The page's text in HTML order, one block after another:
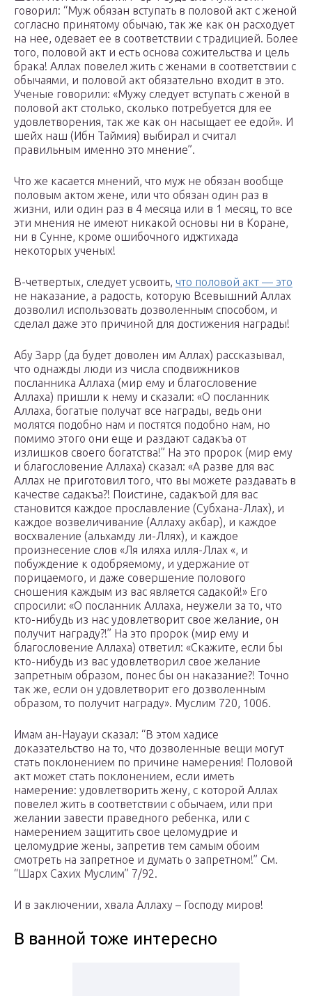
говорил: “Муж обязан вступать в половой акт с женой
согласно принятому обычаю, так же как он расходует
на нее, одевает ее в соответствии с традицией. Более
того, половой акт и есть основа сожительства и цель
брака! Аллах повелел жить с женами в соответствии с
обычаями, и половой акт обязательно входит в это.
Ученые говорили: «Мужу следует вступать с женой в
половой акт столько, сколько потребуется для ее
удовлетворения, так же как он насыщает ее едой». И
шейх наш (Ибн Таймия) выбирал и считал
правильным именно это мнение”.
Что же касается мнений, что муж не обязан вообще
половым актом жене, или что обязан один раз в
жизни, или один раз в 4 месяца или в 1 месяц, то все
эти мнения не имеют никакой основы ни в Коране,
ни в Сунне, кроме ошибочного иджтихада
некоторых ученых!
В-четвертых, следует усвоить, что половой акт — это
не наказание, а радость, которую Всевышний Аллах
дозволил использовать дозволенным способом, и
сделал даже это причиной для достижения награды!
Абу Зарр (да будет доволен им Аллах) рассказывал,
что однажды люди из числа сподвижников
посланника Аллаха (мир ему и благословение
Аллаха) пришли к нему и сказали: «O посланник
Аллаха, богатые получат все награды, ведь они
молятся подобно нам и постятся подобно нам, но
помимо этого они еще и раздают садакъа от
излишков своего богатства!” На это пророк (мир ему
и благословение Аллаха) сказал: «A разве для вас
Аллах не приготовил того, что вы можете раздавать в
качестве садакъа?! Поистине, садакъой для вас
становится каждое прославление (Субхана-Ллах), и
каждое возвеличивание (Аллаху акбар), и каждое
восхваление (альхамду ли-Ллях), и каждое
произнесение слов «Ля иляха илля-Ллах «, и
побуждение к одобряемому, и удержание от
порицаемого, и даже совершение полового
сношения каждым из вас является садакой!» Его
спросили: «О посланник Аллаха, неужели за то, что
кто-нибудь из нас удовлетворит свое желание, он
получит награду?!” На это пророк (мир ему и
благословение Аллаха) ответил: «Скажите, если бы
кто-нибудь из вас удовлетворил свое желание
запретным образом, понес бы он наказание?! Точно
так же, если он удовлетворит его дозволенным
образом, то получит награду». Муслим 720, 1006.
Имам ан-Науауи сказал: “В этом хадисе
доказательство на то, что дозволенные вещи могут
стать поклонением по причине намерения! Половой
акт может стать поклонением, если иметь
намерение: удовлетворить жену, с которой Аллах
повелел жить в соответствии с обычаем, или при
желании завести праведного ребенка, или с
намерением защитить свое целомудрие и
целомудрие жены, запретив тем самым обоим
смотреть на запретное и думать о запретном!” См.
“Шарх Сахих Муслим” 7/92.
И в заключении, хвала Аллаху – Господу миров!
В ванной тоже интересно